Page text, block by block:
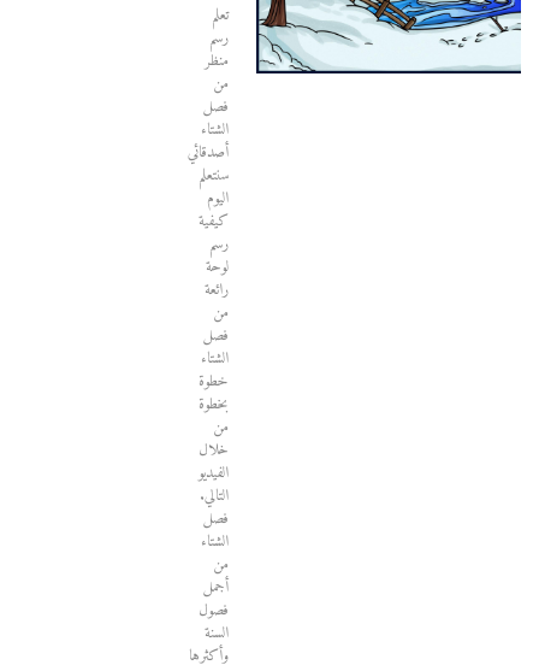
تعلم
رسم
منظر
من
فصل
الشتاء
أصدقائي
سنتعلم
اليوم
كيفية
رسم
لوحة
رائعة
من
فصل
الشتاء
خطوة
بخطوة
من
خلال
الفيديو
التالي.
فصل
الشتاء
من
أجمل
فصول
السنة
وأكثرها